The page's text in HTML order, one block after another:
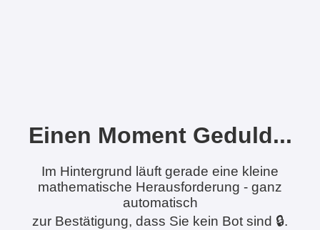
Einen Moment Geduld...
Im Hintergrund läuft gerade eine kleine
mathematische Herausforderung - ganz
automatisch
zur Bestätigung, dass Sie kein Bot sind 🔒.